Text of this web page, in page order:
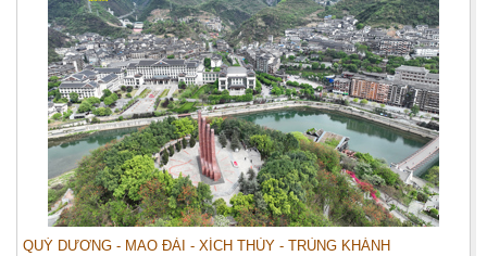
QUÝ DƯƠNG - MAO ĐÀI - XÍCH THỦY - TRÙNG KHÁNH
Số người (*): Người lớn
Trẻ em
Nội dung: